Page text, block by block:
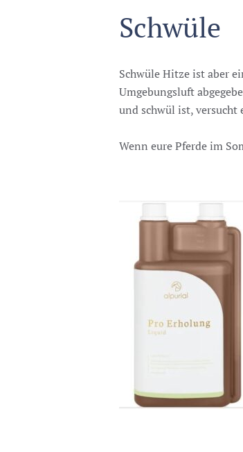
Schwüle
Schwüle Hitze ist aber
Umgebungsluft
und schwül ist, versucht
Wenn eure Pferde im